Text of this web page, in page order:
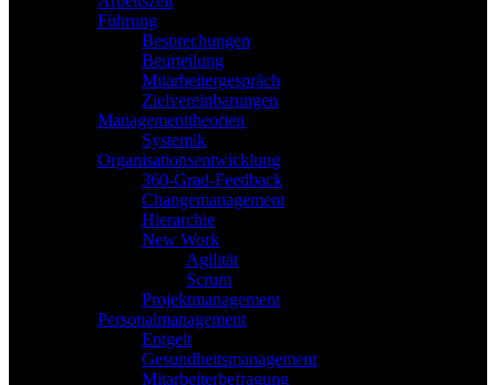
Führung
Besprechungen
Beurteilung
Mitarbeitergespräch
Zielvereinbarungen
Managementtheorien
Systemik
Organisationsentwicklung
360-Grad-Feedback
Changemanagement
Hierarchie
New Work
Agilität
Scrum
Projektmanagement
Personalmanagement
Entgelt
Gesundheitsmanagement
Mitarbeiterbefragung